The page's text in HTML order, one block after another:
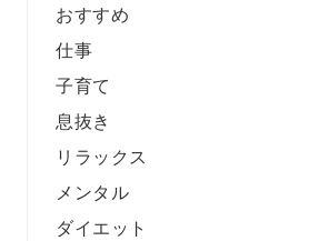
おすすめ
仕事
子育て
息抜き
リラックス
メンタル
ダイエット